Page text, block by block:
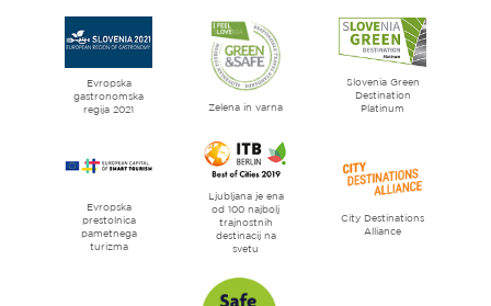
strani
Ljubljana
mesto
literature
Evropska
gastronomska
regija 2021
Zelena in varna
Slovenia Green
Destination
Platinum
Evropska
prestolnica
pametnega
turizma
Ljubljana je ena
od 100 najbolj
trajnostnih
destinacij na
svetu
City Destinations
Alliance